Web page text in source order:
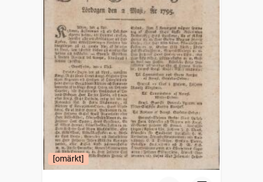
[omärkt]